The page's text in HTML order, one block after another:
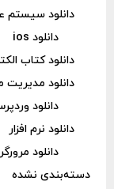
دانلود سیستم
دانلود ios
دانلود کتاب
دانلود
دانلود
دانلود نرم افزار
دانلود مرورگر
دسته‌بندی نشده